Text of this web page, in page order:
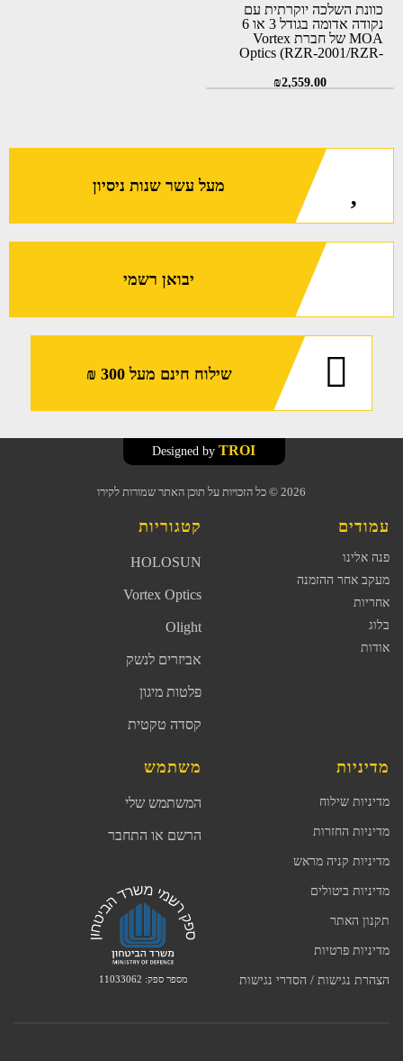
כוונת השלכה יוקרתית עם
נקודה אדומה בגודל 3 או 6
MOA של חברת Vortex
Optics (RZR-2001/RZR-
₪2,559.00
מעל עשר שנות ניסיון
יבואן רשמי
שילוח חינם מעל 300 ₪
2026 © כל הזכויות על תוכן האתר שמורות לקירו
TROI
עמודים
פנה אלינו
מעקב אחר ההזמנה
אחריות
בלוג
אודות
קטגוריות
HOLOSUN
Vortex Optics
Olight
אביזרים לנשק
פלטות מיגון
קסדה טקטית
מדיניות
מדיניות שילוח
מדיניות החזרות
מדיניות קניה מראש
מדיניות ביטולים
תקנון האתר
מדיניות פרטיות
הצהרת נגישות / הסדרי נגישות
משתמש
המשתמש שלי
הרשם או התחבר
מספר ספק: 11033062